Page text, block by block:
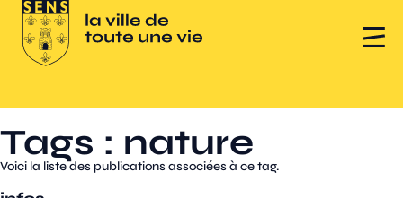
Tags : nature
Voici la liste des publications associées à ce tag.